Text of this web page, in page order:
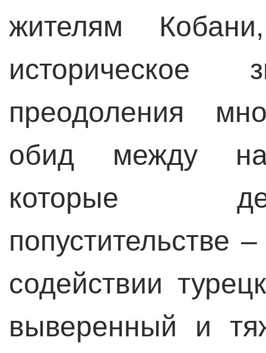
жителям
преодоления
обид между
которые
попустительстве
содействии
выверенный и